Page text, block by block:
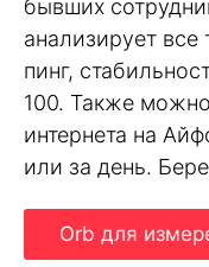
бывших
анализирует
пинг,
100. Также
интернета на
или за день.
Orb для